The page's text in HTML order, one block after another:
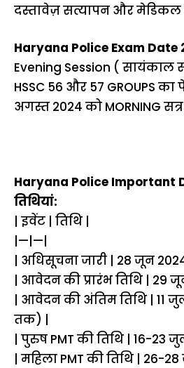
दस्तावेज़ सत्यापन और मेडिकल
Haryana Police Exam Date
Evening Session ( सायंकाल
HSSC 56 और 57 GROUPS का
अगस्त 2024 को MORNING सत्र
Haryana Police Important
तिथियां:
| इवेंट | तिथि |
|—|—|
| अधिसूचना जारी | 28 जून
| आवेदन की प्रारंभ तिथि | 29
| आवेदन की अंतिम तिथि | 11
तक) |
| पुरुष PMT की तिथि | 16-23
| महिला PMT की तिथि | 26-